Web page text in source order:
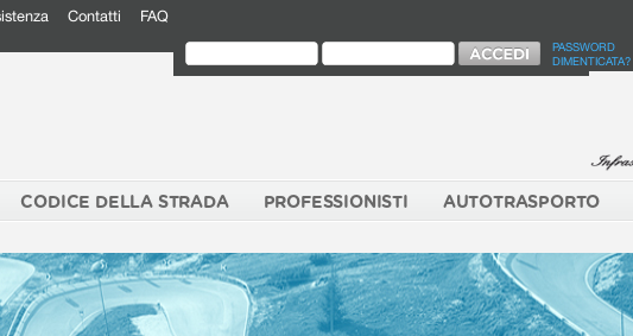
Contatti FAQ
PASSWORD
DIMENTICATA?
CODICE DELLA STRADA PROFESSIONISTI AUTOTRASPORTO